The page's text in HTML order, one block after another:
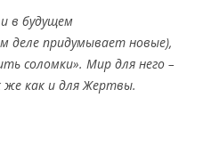
в будущем
деле придумывает новые),
соломки». Мир для него –
как и для Жертвы.